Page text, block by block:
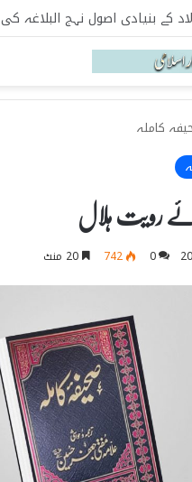
میں حکومت و سیاست کے اصول
کاملہ
0
742